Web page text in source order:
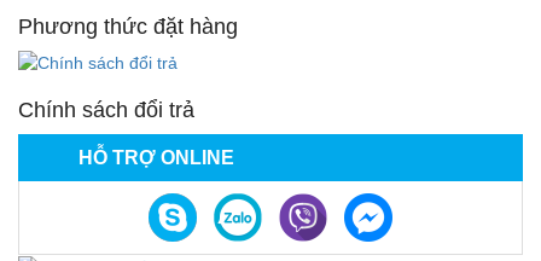
HỖ TRỢ ONLINE
Phương thức đặt hàng
Chính sách đổi trả